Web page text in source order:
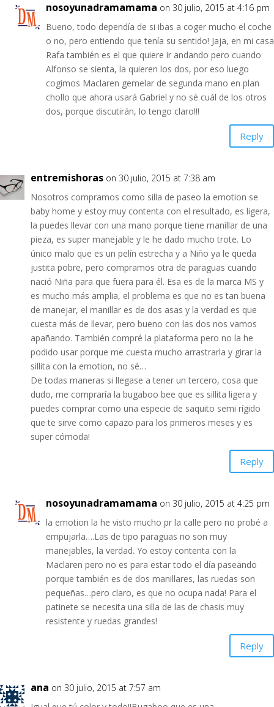
nosoyunadramamama on 30 julio, 2015 at 4:16 pm
Bueno, todo dependía de si ibas a coger mucho el coche
o no, pero entiendo que tenía su sentido! Jaja, en mi casa
Rafa también es el que quiere ir andando pero cuando
Alfonso se sienta, la quieren los dos, por eso luego
cogimos Maclaren gemelar de segunda mano en plan
chollo que ahora usará Gabriel y no sé cuál de los otros
dos, porque discutirán, lo tengo claro!!!
Reply
entremishoras on 30 julio, 2015 at 7:38 am
Nosotros compramos como silla de paseo la emotion se
baby home y estoy muy contenta con el resultado, es ligera,
la puedes llevar con una mano porque tiene manillar de una
pieza, es super manejable y le he dado mucho trote. Lo
único malo que es un pelín estrecha y a Niño ya le queda
justita pobre, pero compramos otra de paraguas cuando
nació Niña para que fuera para él. Esa es de la marca MS y
es mucho más amplia, el problema es que no es tan buena
de manejar, el manillar es de dos asas y la verdad es que
cuesta más de llevar, pero bueno con las dos nos vamos
apañando. También compré la plataforma pero no la he
podido usar porque me cuesta mucho arrastrarla y girar la
sillita con la emotion, no sé…
De todas maneras si llegase a tener un tercero, cosa que
dudo, me compraría la bugaboo bee que es sillita ligera y
puedes comprar como una especie de saquito semi rígido
que te sirve como capazo para los primeros meses y es
super cómoda!
Reply
nosoyunadramamama on 30 julio, 2015 at 4:25 pm
la emotion la he visto mucho pr la calle pero no probé a
empujarla….Las de tipo paraguas no son muy
manejables, la verdad. Yo estoy contenta con la
Maclaren pero no es para estar todo el día paseando
porque también es de dos manillares, las ruedas son
pequeñas…pero claro, es que no ocupa nada! Para el
patinete se necesita una silla de las de chasis muy
resistente y ruedas grandes!
Reply
ana on 30 julio, 2015 at 7:57 am